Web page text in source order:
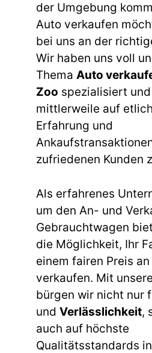
der Umgebung
Auto verkaufen
bei uns an der
Wir haben uns voll
Thema Auto
Zoo spezialisiert
mittlerweile auf
Erfahrung und
zufriedenen Kunden
Als erfahrenes
um den An- und
Gebrauchtwagen
die Möglichkeit, Ihr
einem fairen Preis an
verkaufen. Mit
bürgen wir nicht nur
und Verlässlichkeit,
auch auf höchste
Qualitätsstandards